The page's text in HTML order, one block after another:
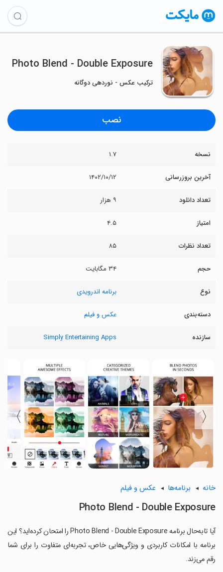
Photo Blend - Double Exposure
ترکیب عکس - نوردهی دوگانه
نصب
نسخه ۱.۷
آخرین بروزرسانی ۱۴۰۲/۱۰/۱۲
تعداد دانلود ۹ هزار
امتیاز ۴.۵
تعداد نظرات ۸۵
حجم ۳۴ مگابایت
نوع برنامه اندرویدی
دسته‌بندی عکس و فیلم
سازنده Simply Entertaining Apps
〈
〉
خانه برنامه‌ها عکس و فیلم
Photo Blend - Double Exposure
آیا تابه‌حال برنامه Photo Blend - Double Exposure را امتحان کرده‌اید؟ این
برنامه با امکانات کاربردی و ویژگی‌هایی خاص، تجربه‌ای متفاوت را برای شما
رقم می‌زند.